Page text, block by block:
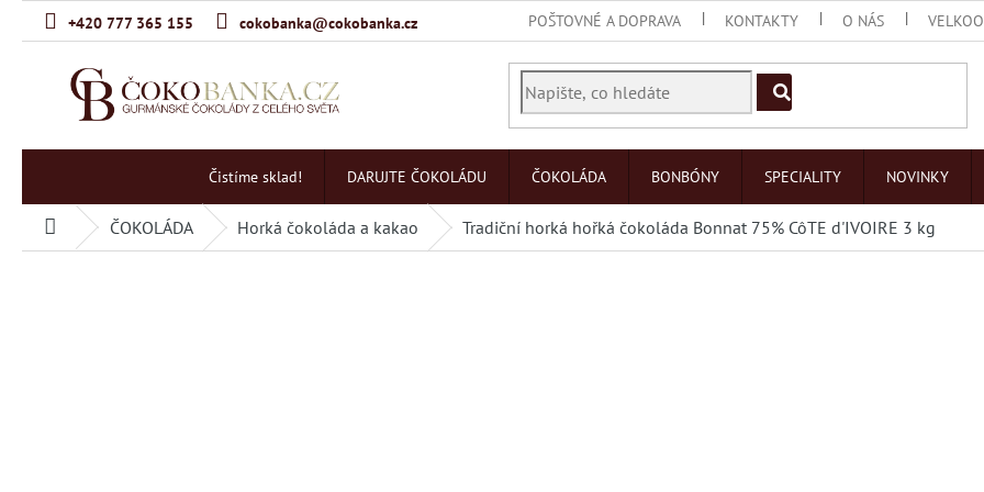
+420 777 365 155 cokobanka@cokobanka.cz POŠTOVNÉ A DOPRAVA KONTAKTY O NÁS
Čistíme sklad! DARUJTE ČOKOLÁDU ČOKOLÁDA BONBÓNY SPECIALITY NOVINKY
Domů ČOKOLÁDA Horká čokoláda a kakao Tradiční horká hořká čokoláda Bonnat 75% CôTE d'IVOIRE 3 kg